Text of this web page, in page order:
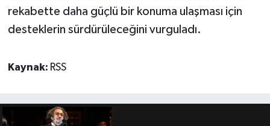
rekabette daha güçlü bir konuma ulaşması için
desteklerin sürdürüleceğini vurguladı.
Kaynak: RSS